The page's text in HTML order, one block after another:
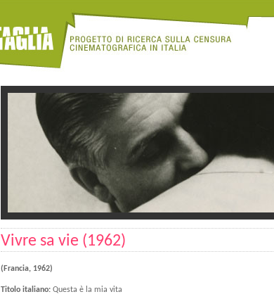
Vivre sa vie (1962)
(Francia, 1962)
Titolo italiano: Questa è la mia vita